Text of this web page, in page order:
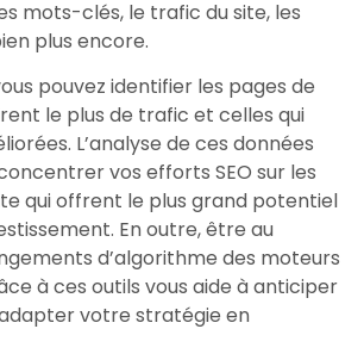
mots-clés, le trafic du site, les
plus encore.
pouvez identifier les pages de
le plus de trafic et celles qui
L’analyse de ces données
vos efforts SEO sur les
qui offrent le plus grand potentiel
En outre, être au
d’algorithme des moteurs
à ces outils vous aide à anticiper
votre stratégie en